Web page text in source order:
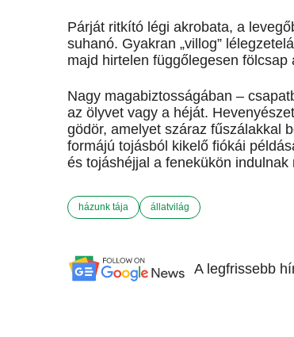
Párját ritkító légi akrobata, a
suhanó. Gyakran „villog”
majd hirtelen függőlegesen fölcsap
Nagy magabiztosságában –
az ölyvet vagy a héját.
gödör, amelyet száraz fűszálakkal
formájú tojásból kikelő fiókái
és tojáshéjjal a fenekükön indulnak
házunk tája állatvilág
A legfrissebb